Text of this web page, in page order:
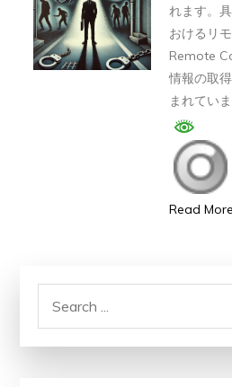
れます。
おけるリ
Remote
情報の取
まれていま
Read More